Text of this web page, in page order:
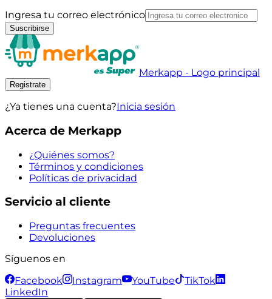
Ingresa tu correo electrónico
Suscribirse
Merkapp - Logo principal
Registrate
¿Ya tienes una cuenta?Inicia sesión
Acerca de Merkapp
¿Quiénes somos?
Términos y condiciones
Políticas de privacidad
Servicio al cliente
Preguntas frecuentes
Devoluciones
Síguenos en
Facebook
Instagram YouTube
TikTok
LinkedIn